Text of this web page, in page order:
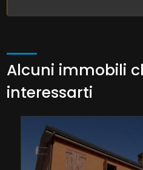
Alcuni immobili
interessarti